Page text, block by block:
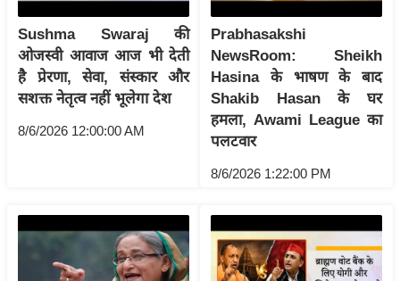
सा
हि
त्य
ज
ग
त
Sushma Swaraj की
ओजस्वी आवाज आज भी देती
है प्रेरणा, सेवा, संस्कार और
सशक्त नेतृत्व नहीं भूलेगा देश
8/6/2026 12:00:00 AM
Prabhasakshi
NewsRoom: Sheikh
Hasina के भाषण के बाद
Shakib Hasan के घर
हमला, Awami League का
पलटवार
8/6/2026 1:22:00 PM